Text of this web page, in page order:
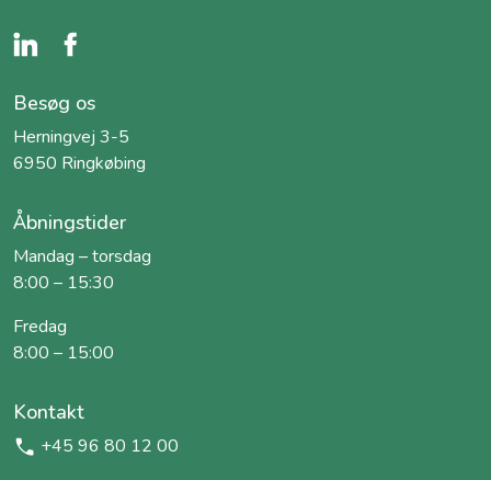
Besøg os
Herningvej 3-5
6950 Ringkøbing
Åbningstider
Mandag – torsdag
8:00 – 15:30
Fredag
8:00 – 15:00
Kontakt
+45 96 80 12 00